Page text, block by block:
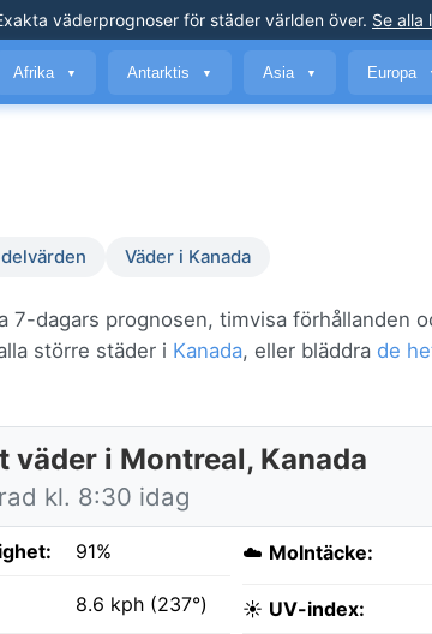
väderprognoser för städer världen över. Se alla
Afrika ▼ Antarktis ▼ Asia ▼ Europa
Väder i Kanada
7-dagars prognosen, timvisa förhållanden
större städer i Kanada, eller bläddra de
väder i Montreal, Kanada
kl. 8:30 idag
91%
8.6 kph (237°)
☁️ Molntäcke:
☀️ UV-index: